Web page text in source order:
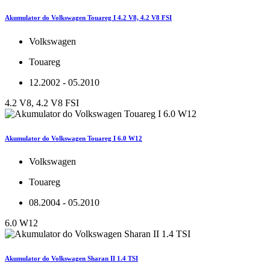
Akumulator do Volkswagen Touareg I 4.2 V8, 4.2 V8 FSI
Volkswagen
Touareg
12.2002 - 05.2010
4.2 V8, 4.2 V8 FSI
Akumulator do Volkswagen Touareg I 6.0 W12
Volkswagen
Touareg
08.2004 - 05.2010
6.0 W12
Akumulator do Volkswagen Sharan II 1.4 TSI